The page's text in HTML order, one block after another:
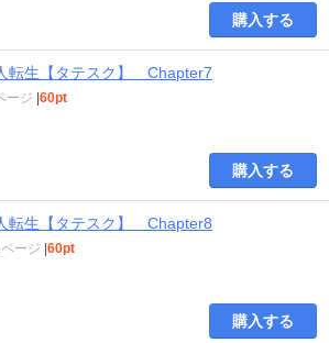
購入する
転生【タテスク】 Chapter7
ージ 60pt
購入する
転生【タテスク】 Chapter8
ージ 60pt
購入する